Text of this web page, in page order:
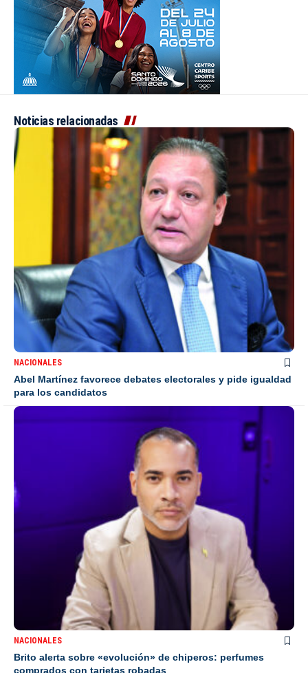
Noticias relacionadas
NACIONALES
Abel Martínez favorece debates electorales y pide igualdad
para los candidatos
NACIONALES
Brito alerta sobre «evolución» de chiperos: perfumes
comprados con tarjetas robadas